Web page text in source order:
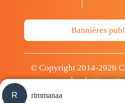
R rimmanaa
Bannières
© Copyright 2014-2026
les droits sont